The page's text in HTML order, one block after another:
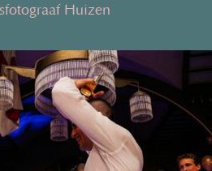
Huizen